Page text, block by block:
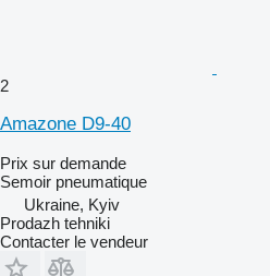
2
Amazone D9-40
Prix sur demande
Semoir pneumatique
Ukraine, Kyiv
Prodazh tehniki
Contacter le vendeur